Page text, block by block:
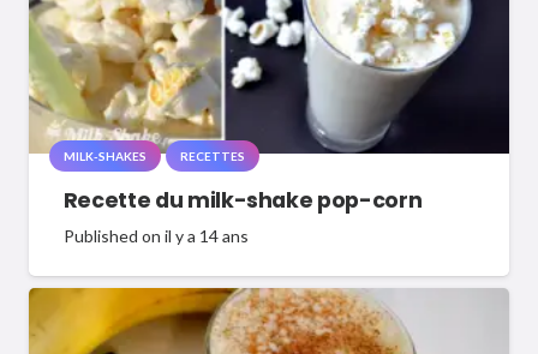
MILK-SHAKES RECETTES
Recette du milk-shake pop-corn
Published on il y a 14 ans